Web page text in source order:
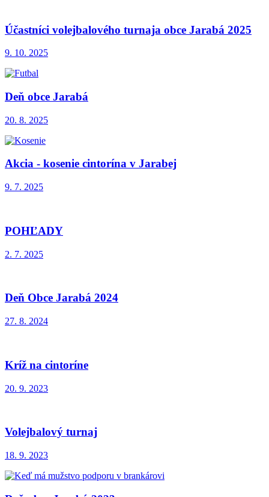
Účastníci volejbalového turnaja obce Jarabá 2025
9. 10. 2025
Deň obce Jarabá
20. 8. 2025
Akcia - kosenie cintorína v Jarabej
9. 7. 2025
POHĽADY
2. 7. 2025
Deň Obce Jarabá 2024
27. 8. 2024
Kríž na cintoríne
20. 9. 2023
Volejbalový turnaj
18. 9. 2023